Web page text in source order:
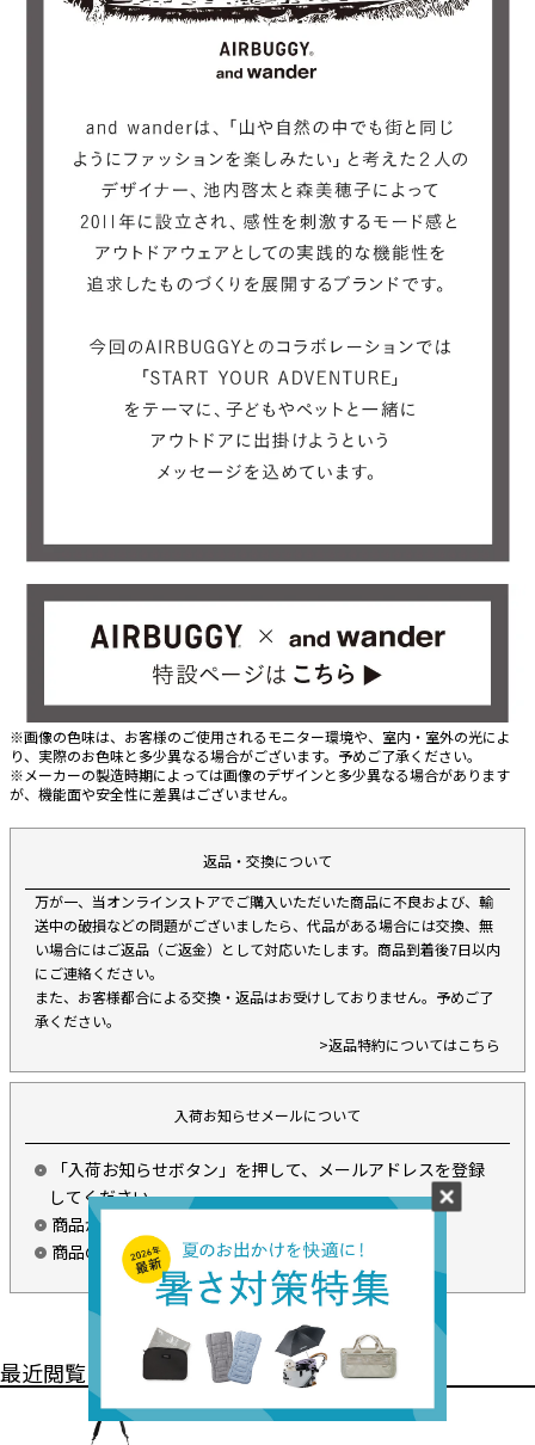
※画像の色味は、お客様のご使用されるモニター環境や、室内・室外の光によ
り、実際のお色味と多少異なる場合がございます。予めご了承ください。
※メーカーの製造時期によっては画像のデザインと多少異なる場合があります
が、機能面や安全性に差異はございません。
返品・交換について
万が一、当オンラインストアでご購入いただいた商品に不良および、輸
送中の破損などの問題がございましたら、代品がある場合には交換、無
い場合にはご返品（ご返金）として対応いたします。商品到着後7日以内
にご連絡ください。
また、お客様都合による交換・返品はお受けしておりません。予めご了
承ください。
>返品特約についてはこちら
入荷お知らせメールについて
「入荷お知らせボタン」を押して、メールアドレスを登録
してください。
商品が入荷した際にメールでお知らせいたします。
商品の入荷やご注文を確定するものではありません。
最近閲覧した商品